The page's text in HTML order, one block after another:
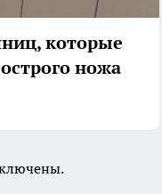
которые
ножа